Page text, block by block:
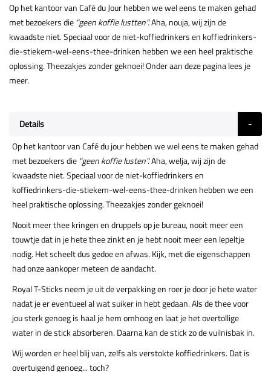
Op het kantoor van Café du Jour hebben we wel eens te maken gehad
met bezoekers die "geen koffie lustten".Aha, nouja, wij zijn de
kwaadste niet. Speciaal voor de niet-koffiedrinkers en koffiedrinkers-
die-stiekem-wel-eens-thee-drinken hebben we een heel praktische
oplossing. Theezakjes zonder geknoei! Onder aan deze pagina lees je
meer.
Details
Op het kantoor van Café du jour hebben we wel eens te maken gehad
met bezoekers die "geen koffie lusten".Aha, welja, wij zijn de
kwaadste niet. Speciaal voor de niet-koffiedrinkers en
koffiedrinkers-die-stiekem-wel-eens-thee-drinken hebben we een
heel praktische oplossing. Theezakjes zonder geknoei!
Nooit meer thee kringen en druppels op je bureau, nooit meer een
touwtje dat in je hete thee zinkt en je hebt nooit meer een lepeltje
nodig. Het scheelt dus gedoe en afwas. Kijk, met die eigenschappen
had onze aankoper meteen de aandacht.
Royal T-Sticks neem je uit de verpakking en roer je door je hete water
nadat je er eventueel al wat suiker in hebt gedaan. Als de thee voor
jou sterk genoeg is haal je hem omhoog en laat je het overtollige
water in de stick absorberen. Daarna kan de stick zo de vuilnisbak in.
Wij worden er heel blij van, zelfs als verstokte koffiedrinkers. Dat is
overtuigend genoeg... toch?